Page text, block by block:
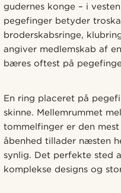
gudernes konge – i
pegefinger betyder
broderskabsringe,
angiver medlemskab af
bæres oftest på
En ring placeret på
skinne. Mellemrummet
tommelfinger er den
åbenhed tillader næsten
synlig. Det perfekte sted
komplekse designs og